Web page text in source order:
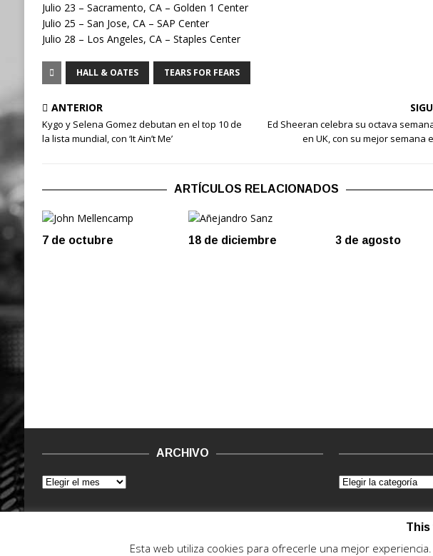
Julio 23 – Sacramento, CA – Golden 1 Center
Julio 25 – San Jose, CA – SAP Center
Julio 28 – Los Angeles, CA – Staples Center
HALL & OATES TEARS FOR FEARS
ANTERIOR
Kygo y Selena Gomez debutan en el top 10 de
la lista mundial, con ‘It Ain’t Me’
Ed Sheeran celebra su octava
en UK, con su mejor semana
ARTÍCULOS RELACIONADOS
7 de octubre 18 de diciembre 3 de agosto
ARCHIVO
This
Esta web utiliza cookies para ofrecerle una mejor